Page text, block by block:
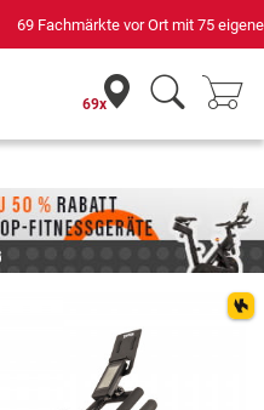
eigenen Servicetechnikern
69x